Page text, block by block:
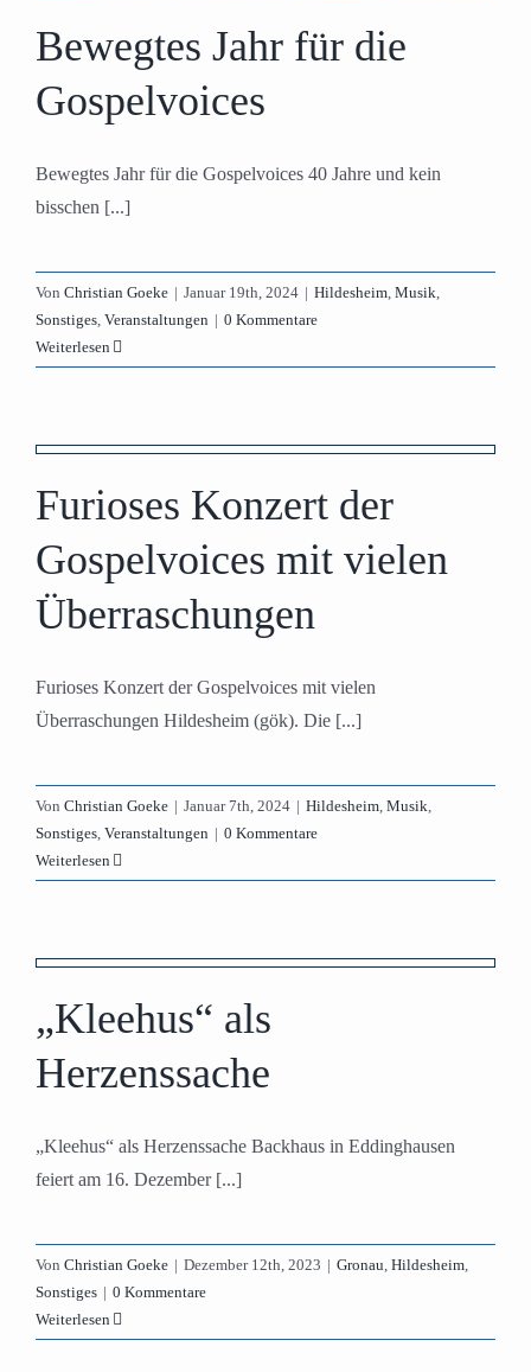
Bewegtes Jahr für die
Gospelvoices
Bewegtes Jahr für die Gospelvoices 40 Jahre und kein
bisschen [...]
Von Christian Goeke | Januar 19th, 2024 | Hildesheim Musik
Sonstiges Veranstaltungen | 0 Kommentare
Weiterlesen
Furioses Konzert der
Gospelvoices mit vielen
Überraschungen
Furioses Konzert der Gospelvoices mit vielen
Überraschungen Hildesheim (gök). Die [...]
Von Christian Goeke | Januar 7th, 2024 | Hildesheim Musik
Sonstiges Veranstaltungen | 0 Kommentare
Weiterlesen
„Kleehus“ als
Herzenssache
„Kleehus“ als Herzenssache Backhaus in Eddinghausen
feiert am 16. Dezember [...]
Von Christian Goeke | Dezember 12th, 2023 | Gronau Hildesheim
Sonstiges | 0 Kommentare
Weiterlesen